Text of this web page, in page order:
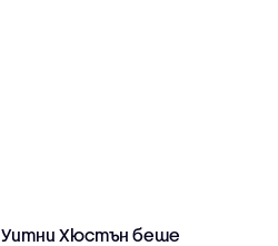
Уитни Хюстън беше